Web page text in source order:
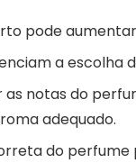
pode
a escolha
notas do
adequado.
do perfume